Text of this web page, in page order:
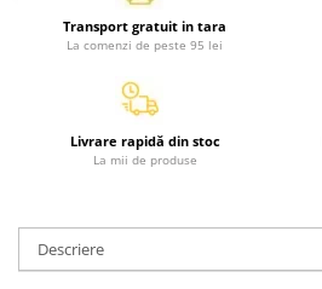
Dictionare tematice
Enciclopedii
Diete si fitness
Diete si alimentatie sanatoasa
Fitness si frumusete
Feng Shui
Medicina alternativa
Transport gratuit in tara
La comenzi de peste 95 lei
Livrare rapidă din stoc
La mii de produse
Descriere